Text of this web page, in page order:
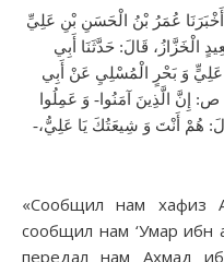
أَخْبَرَنَا عُمَرُ بْنُ الْحَسَنِ بْنِ عَلِيِّ
الْخَزَّازُ، قَالَ: حَدَّثَنَا أَبِي
وَ بَحْرٍ الْمُسْلِيِ‌ عَنْ أَبِي
إِنَّ الَّذِينَ آمَنُوا- وَ عَمِلُوا
هُمْ أَنْتَ وَ شِيعَتُكَ يَا عَلِيُّ،-
«Сообщил нам хафиз
сообщил нам ‘Умар ибн
передал нам Ахмад